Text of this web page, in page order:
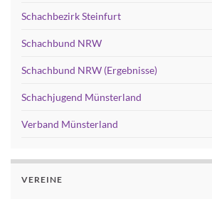
Schachbezirk Steinfurt
Schachbund NRW
Schachbund NRW (Ergebnisse)
Schachjugend Münsterland
Verband Münsterland
VEREINE